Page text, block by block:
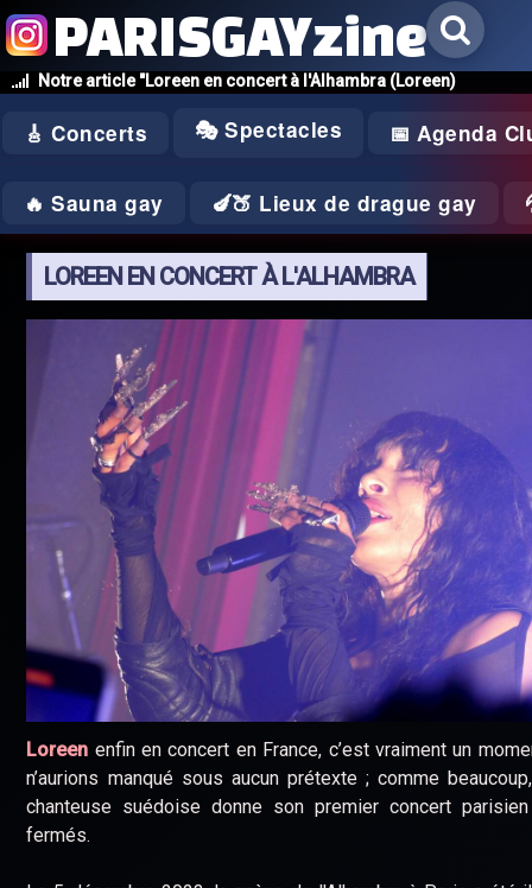
Notre article "Loreen en concert à l'Alhambra (Loreen)
PARISGAYzine
🎸 Concerts 🎭 Spectacles 📅 Agenda
🔥 Sauna gay 🍆🍑 Lieux de drague gay
LOREEN EN CONCERT À L'ALHAMBRA
Loreen enfin en concert en France, c’est vraiment un
n’aurions manqué sous aucun prétexte ; comme
chanteuse suédoise donne son premier concert
fermés.